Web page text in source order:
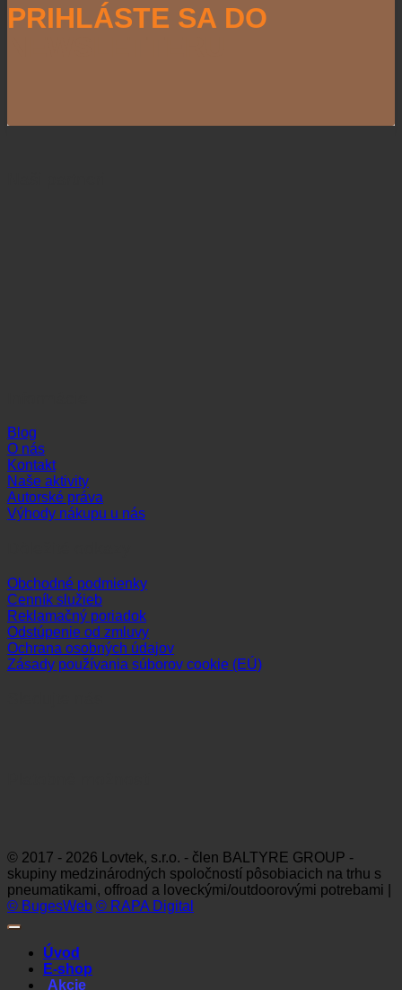
PRIHLÁSTE SA DO
Blog
O nás
Kontakt
Naše aktivity
Autorské práva
Výhody nákupu u nás
Obchodné podmienky
Cenník služieb
Reklamačný poriadok
Odstúpenie od zmluvy
Ochrana osobných údajov
Zásady používania súborov cookie (EÚ)
© 2017 - 2026 Lovtek, s.r.o. - člen BALTYRE GROUP -
skupiny medzinárodných spoločností pôsobiacich na trhu s
pneumatikami, offroad a loveckými/outdoorovými potrebami |
© BugesWeb © RAPA Digital
Úvod
E-shop
Akcie